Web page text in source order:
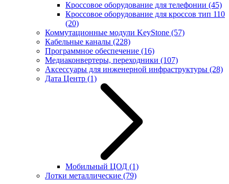
Кроссовое оборудование для телефонии (45)
Кроссовое оборудование для кроссов тип 110
(20)
Коммутационные модули KeyStone (57)
Кабельные каналы (228)
Программное обеспечение (16)
Медиаконвертеры, переходники (107)
Аксессуары для инженерной инфраструктуры (28)
Дата Центр (1)
Мобильный ЦОД (1)
Лотки металлические (79)